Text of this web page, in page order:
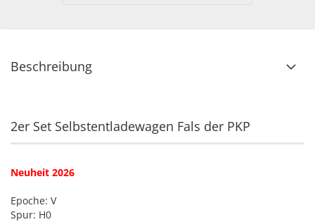
Beschreibung
2er Set Selbstentladewagen Fals der PKP
Neuheit 2026
Epoche: V
Spur: H0